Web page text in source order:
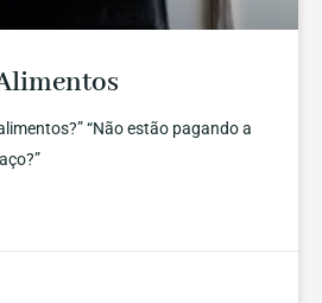
“Não estão pagando a